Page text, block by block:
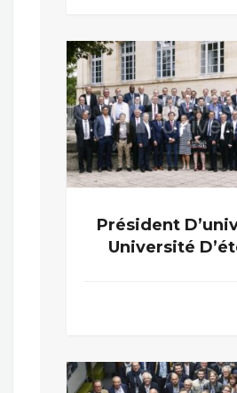
Président
Université